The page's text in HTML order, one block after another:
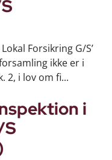
Forsikring G/S’
ikke er i
2, i lov om fi...
i